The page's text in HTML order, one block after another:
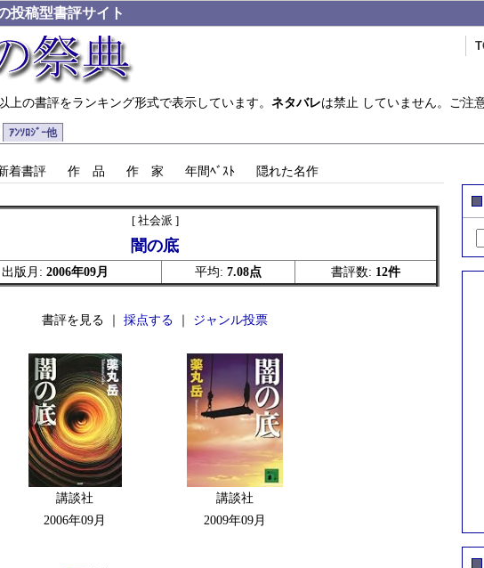
投稿型書評サイト
上の書評をランキング形式で表示しています。 ネタバレは禁止 していません。ご注
ｱﾝｿﾛｼﾞｰ他
着書評 作 品 作 家 年間ﾍﾞｽﾄ 隠れた名作
[ 社会派 ]
闇の底
出版月: 2006年09月 平均: 7.08点 書評数: 12件
書評を見る ｜ 採点する ジャンル投票
講談社
2006年09月
講談社
2009年09月